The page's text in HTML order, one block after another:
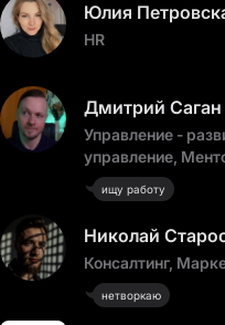
В канале делюсь
профессии
Также я в ТГ:
Юлия
HR
Дмитрий Саган
Управление -
управление,
ищу работу
Николай
Консалтинг,
нетворкаю